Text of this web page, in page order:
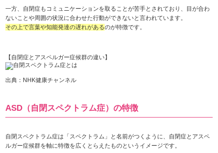
一方、自閉症もコミュニケーションを取ることが苦手とされており、目が合わ
ないことや周囲の状況に合わせた行動ができないと言われています。
その上で言葉や知能発達の遅れがあるのが特徴です。
【自閉症とアスペルガー症候群の違い】
出典：NHK健康チャンネル
ASD（自閉スペクトラム症）の特徴
自閉スペクトラム症は「スペクトラム」と名前がつくように、自閉症とアスペ
ルガー症候群を軸に特徴を広くとらえたものというイメージです。